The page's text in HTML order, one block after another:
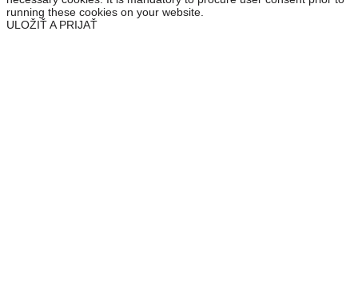
running these cookies on your website.
ULOŽIŤ A PRIJAŤ